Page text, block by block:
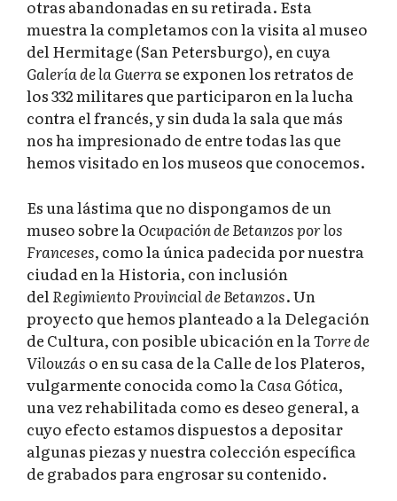
otras abandonadas en su retirada. Esta
muestra la completamos con la visita al museo
del Hermitage (San Petersburgo), en cuya
Galería de la Guerrase exponen los retratos de
los 332 militares que participaron en la lucha
contra el francés, y sin duda la sala que más
nos ha impresionado de entre todas las que
hemos visitado en los museos que conocemos.
Es una lástima que no dispongamos de un
museo sobre la Ocupación de Betanzos por los
Franceses, como la única padecida por nuestra
ciudad en la Historia, con inclusión
del Regimiento Provincial de Betanzos. Un
proyecto que hemos planteado a la Delegación
de Cultura, con posible ubicación en la Torre de
Vilouzás o en su casa de la Calle de los Plateros,
vulgarmente conocida como la Casa Gótica,
una vez rehabilitada como es deseo general, a
cuyo efecto estamos dispuestos a depositar
algunas piezas y nuestra colección específica
de grabados para engrosar su contenido.